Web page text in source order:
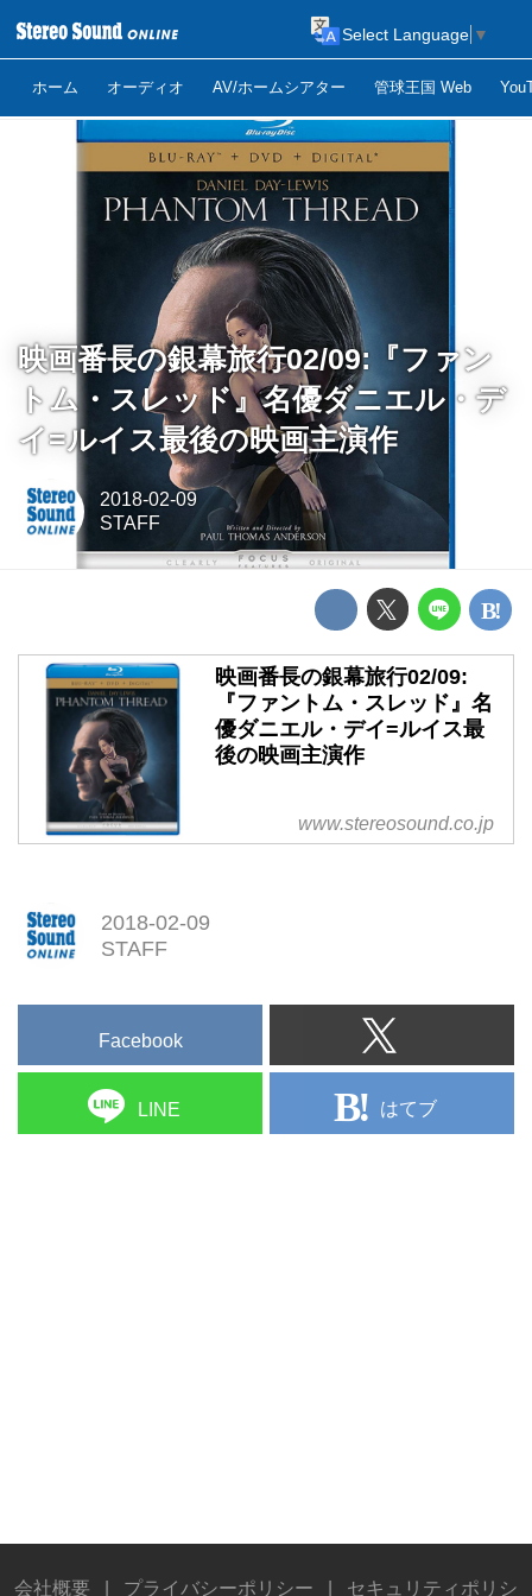
ホーム オーディオ AV/ホームシアター 管球王国 Web
Select Language ▼
映画番長の銀幕旅行02/09:『ファン
トム・スレッド』名優ダニエル・デ
イ=ルイス最後の映画主演作
2018-02-09
STAFF
映画番長の銀幕旅行02/09:
『ファントム・スレッド』名
優ダニエル・デイ=ルイス最
後の映画主演作
www.stereosound.co.jp
2018-02-09
STAFF
Facebook
LINE はてブ
会社概要 プライバシーポリシー セキュリティポリシ